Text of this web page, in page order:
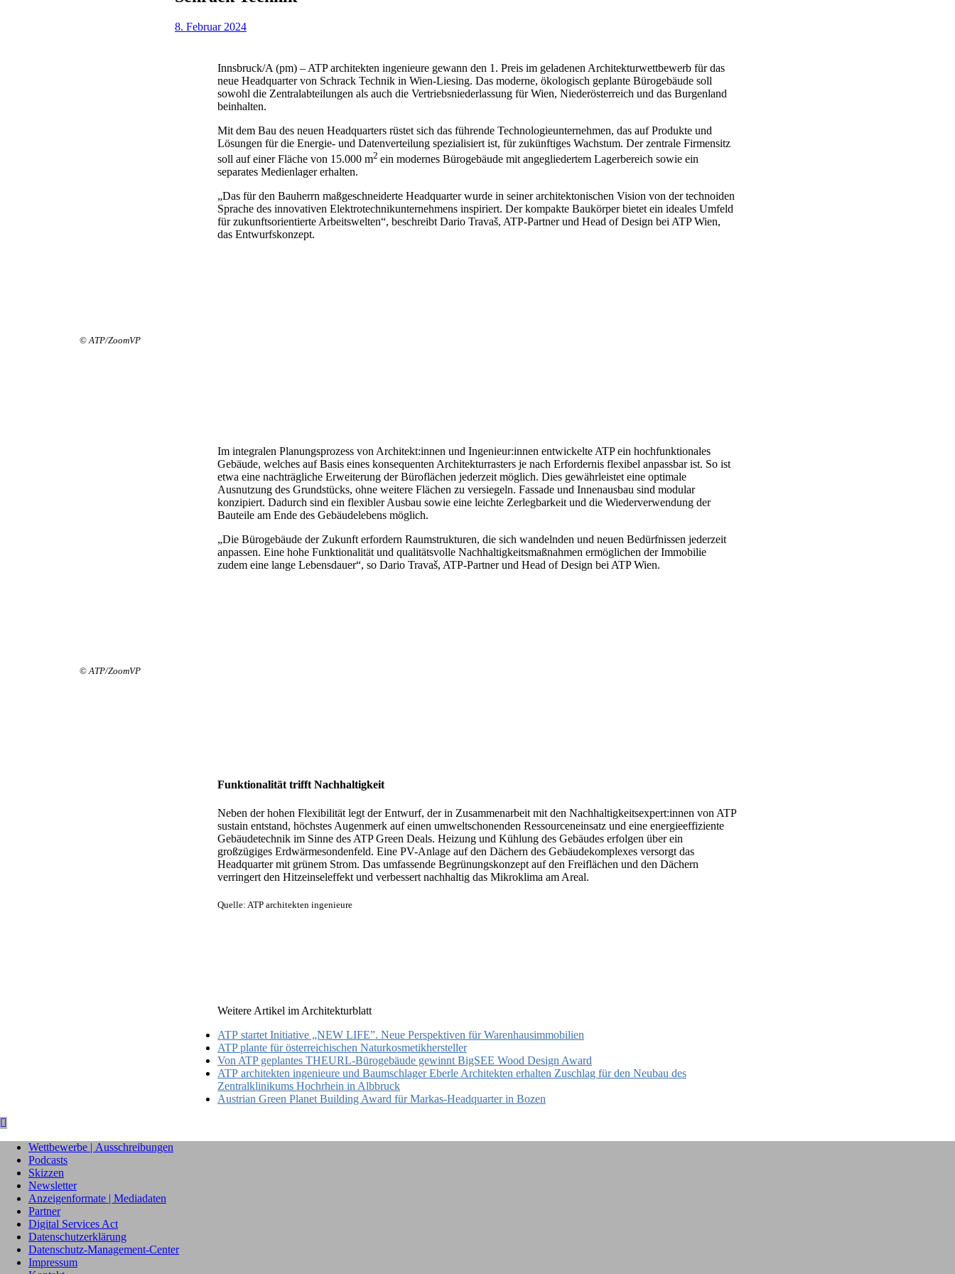
8. Februar 2024
Innsbruck/A (pm) – ATP architekten ingenieure gewann den 1. Preis im geladenen Architekturwettbewerb für das
neue Headquarter von Schrack Technik in Wien-Liesing. Das moderne, ökologisch geplante Bürogebäude soll
sowohl die Zentralabteilungen als auch die Vertriebsniederlassung für Wien, Niederösterreich und das Burgenland
beinhalten.
Mit dem Bau des neuen Headquarters rüstet sich das führende Technologieunternehmen, das auf Produkte und
Lösungen für die Energie- und Datenverteilung spezialisiert ist, für zukünftiges Wachstum. Der zentrale Firmensitz
soll auf einer Fläche von 15.000 m2 ein modernes Bürogebäude mit angegliedertem Lagerbereich sowie ein
separates Medienlager erhalten.
„Das für den Bauherrn maßgeschneiderte Headquarter wurde in seiner architektonischen Vision von der technoiden
Sprache des innovativen Elektrotechnikunternehmens inspiriert. Der kompakte Baukörper bietet ein ideales Umfeld
für zukunftsorientierte Arbeitswelten“, beschreibt Dario Travaš, ATP-Partner und Head of Design bei ATP Wien,
das Entwurfskonzept.
©ATP/ZoomVP
Im integralen Planungsprozess von Architekt:innen und Ingenieur:innen entwickelte ATP ein hochfunktionales
Gebäude, welches auf Basis eines konsequenten Architekturrasters je nach Erfordernis flexibel anpassbar ist. So ist
etwa eine nachträgliche Erweiterung der Büroflächen jederzeit möglich. Dies gewährleistet eine optimale
Ausnutzung des Grundstücks, ohne weitere Flächen zu versiegeln. Fassade und Innenausbau sind modular
konzipiert. Dadurch sind ein flexibler Ausbau sowie eine leichte Zerlegbarkeit und die Wiederverwendung der
Bauteile am Ende des Gebäudelebens möglich.
„Die Bürogebäude der Zukunft erfordern Raumstrukturen, die sich wandelnden und neuen Bedürfnissen jederzeit
anpassen. Eine hohe Funktionalität und qualitätsvolle Nachhaltigkeitsmaßnahmen ermöglichen der Immobilie
zudem eine lange Lebensdauer“, so Dario Travaš, ATP-Partner und Head of Design bei ATP Wien.
© ATP/ZoomVP
Funktionalität trifft Nachhaltigkeit
Neben der hohen Flexibilität legt der Entwurf, der in Zusammenarbeit mit den Nachhaltigkeitsexpert:innen von ATP
sustain entstand, höchstes Augenmerk auf einen umweltschonenden Ressourceneinsatz und eine energieeffiziente
Gebäudetechnik im Sinne des ATP Green Deals. Heizung und Kühlung des Gebäudes erfolgen über ein
großzügiges Erdwärmesondenfeld. Eine PV-Anlage auf den Dächern des Gebäudekomplexes versorgt das
Headquarter mit grünem Strom. Das umfassende Begrünungskonzept auf den Freiflächen und den Dächern
verringert den Hitzeinseleffekt und verbessert nachhaltig das Mikroklima am Areal.
Quelle: ATP architekten ingenieure
Weitere Artikel im Architekturblatt
ATP startet Initiative „NEW LIFE”. Neue Perspektiven für Warenhausimmobilien
ATP plante für österreichischen Naturkosmetikhersteller
Von ATP geplantes THEURL-Bürogebäude gewinnt BigSEE Wood Design Award
ATP architekten ingenieure und Baumschlager Eberle Architekten erhalten Zuschlag für den Neubau des
Zentralklinikums Hochrhein in Albbruck
Austrian Green Planet Building Award für Markas-Headquarter in Bozen
Wettbewerbe | Ausschreibungen
Podcasts
Skizzen
Newsletter
Anzeigenformate | Mediadaten
Partner
Digital Services Act
Datenschutzerklärung
Datenschutz-Management-Center
Impressum